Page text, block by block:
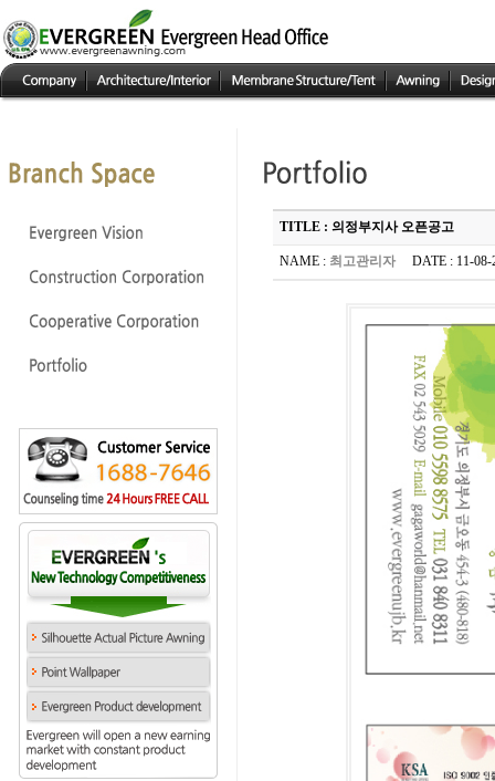
TITLE : 의정부지사 오픈공고
NAME : 최고관리자DATE : 11-